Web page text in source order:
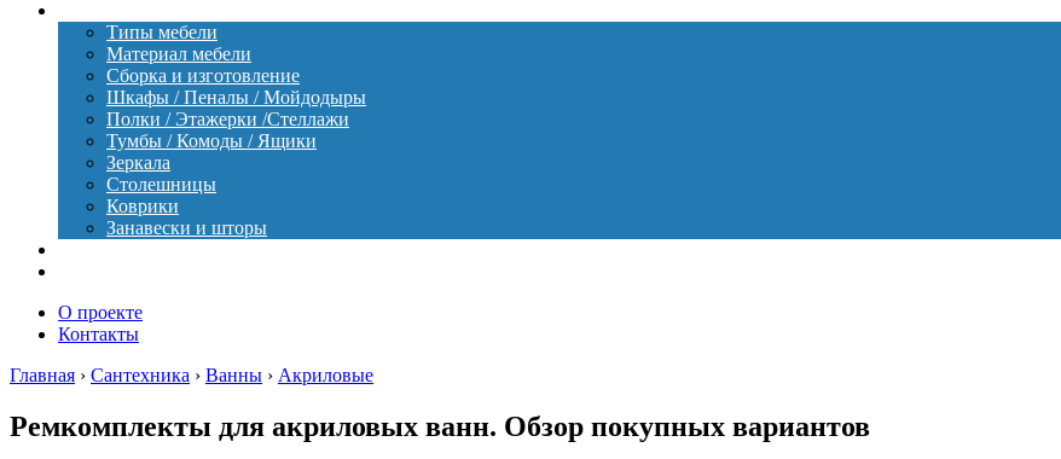
Типы мебели
Материал мебели
Сборка и изготовление
Шкафы / Пеналы / Мойдодыры
Полки / Этажерки /Стеллажи
Тумбы / Комоды / Ящики
Зеркала
Столешницы
Коврики
Занавески и шторы
О проекте
Контакты
Главная › Сантехника › Ванны › Акриловые
Ремкомплекты для акриловых ванн. Обзор покупных вариантов